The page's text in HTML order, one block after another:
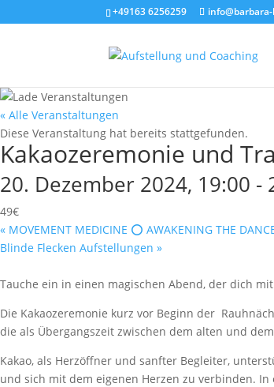
+49163 6256259
« Alle Veranstaltungen
Diese Veranstaltung hat bereits stattgefunden.
Kakaozeremonie und
20. Dezember 2024, 19:00 -
49€
« MOVEMENT MEDICINE ⭕️ AWAKENING THE
Blinde Flecken Aufstellungen »
Tauche ein in einen magischen Abend, der dich
Die Kakaozeremonie kurz vor Beginn der
die als Übergangszeit zwischen dem alten und
Kakao, als Herzöffner und sanfter Begleiter,
und sich mit dem eigenen Herzen zu verbinden.